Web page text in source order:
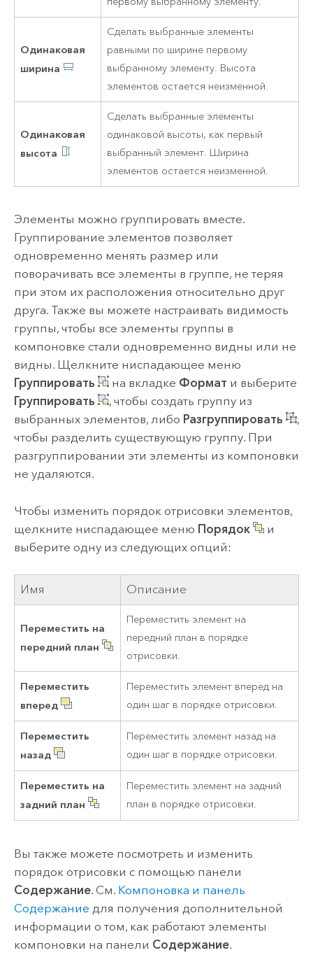
Одинаковая
ширина
Сделать выбранные элементы
равными по ширине первому
выбранному элементу. Высота
элементов остается неизменной.
Одинаковая
высота
Сделать выбранные элементы
одинаковой высоты, как первый
выбранный элемент. Ширина
элементов остается неизменной.
Элементы можно группировать вместе.
Группирование элементов позволяет
одновременно менять размер или
поворачивать все элементы в группе, не теряя
при этом их расположения относительно друг
друга. Также вы можете настраивать видимость
группы, чтобы все элементы группы в
компоновке стали одновременно видны или не
видны. Щелкните ниспадающее меню
Группировать
на вкладке Формат и выберите
Группировать
, чтобы создать группу из
выбранных элементов, либо Разгруппировать
,
чтобы разделить существующую группу. При
разгруппировании эти элементы из компоновки
не удаляются.
Чтобы изменить порядок отрисовки элементов,
щелкните ниспадающее меню Порядок
и
выберите одну из следующих опций:
Имя Описание
Переместить на
передний план
Переместить элемент на
передний план в порядке
отрисовки.
Переместить
вперед
Переместить элемент вперед на
один шаг в порядке отрисовки.
Переместить
назад
Переместить элемент назад на
один шаг в порядке отрисовки.
Переместить на
задний план
Переместить элемент на задний
план в порядке отрисовки.
Вы также можете посмотреть и изменить
порядок отрисовки с помощью панели
Содержание. См. Компоновка и панель
Содержание для получения дополнительной
информации о том, как работают элементы
компоновки на панели Содержание.